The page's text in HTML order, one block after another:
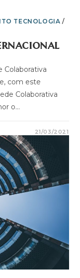
TECNOLOGIA /
Colaborativa
com este
Colaborativa
o…
21/03/2021